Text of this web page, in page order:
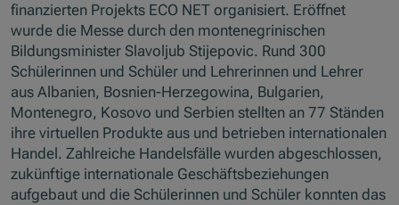
finanzierten Projekts ECO NET organisiert. Eröffnet
wurde die Messe durch den montenegrinischen
Bildungsminister Slavoljub Stijepovic. Rund 300
Schülerinnen und Schüler und Lehrerinnen und Lehrer
aus Albanien, Bosnien-Herzegowina, Bulgarien,
Montenegro, Kosovo und Serbien stellten an 77 Ständen
ihre virtuellen Produkte aus und betrieben internationalen
Handel. Zahlreiche Handelsfälle wurden abgeschlossen,
zukünftige internationale Geschäftsbeziehungen
aufgebaut und die Schülerinnen und Schüler konnten das